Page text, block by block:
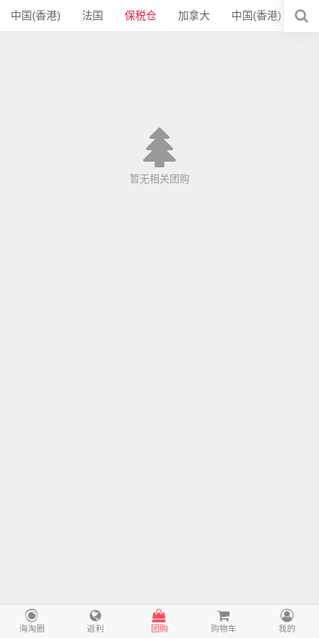
中国(香港) 法国 保税仓 加拿大 中国(香港)
暂无相关团购
海淘圈 返利 团购 购物车 我的